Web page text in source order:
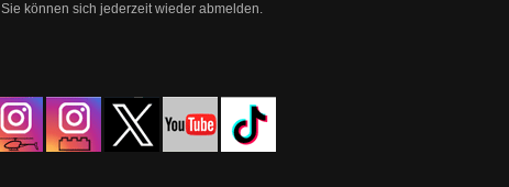
Sie können sich jederzeit wieder abmelden.